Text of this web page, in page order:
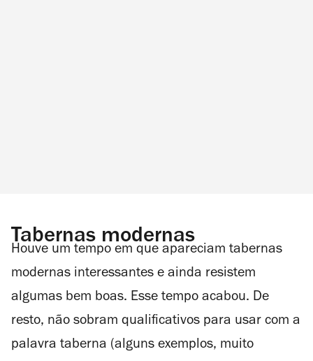
Tabernas modernas
Houve um tempo em que apareciam tabernas
modernas interessantes e ainda resistem
algumas bem boas. Esse tempo acabou. De
resto, não sobram qualificativos para usar com a
palavra taberna (alguns exemplos, muito